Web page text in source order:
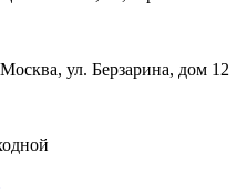
ул. Берзарина, дом 12